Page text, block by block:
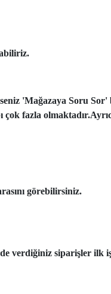
'Mağazaya Soru
fazla
görebilirsiniz.
verdiğiniz siparişler ilk